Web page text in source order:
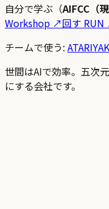
自分で学ぶ（AIFCC（現
Workshop ↗回す RUN
チームで使う:
世間はAIで効率。五次
にする会社です。